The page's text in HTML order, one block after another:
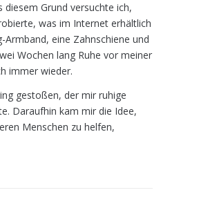
Grund versuchte ich,
was im Internet erhältlich
eine Zahnschiene und
Wochen lang Ruhe vor meiner
immer wieder.
gestoßen, der mir ruhige
Daraufhin kam mir die Idee,
Menschen zu helfen,